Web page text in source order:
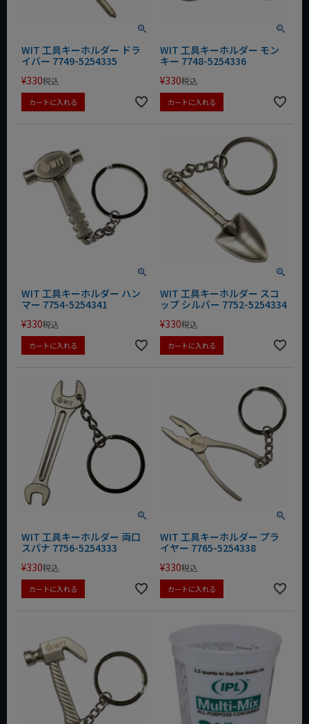
WIT 工具キーホルダー ドラ
イバー 7749-5254335
¥330税込
カートに入れる
WIT 工具キーホルダー モン
キー 7748-5254336
¥330税込
カートに入れる
WIT 工具キーホルダー ハン
マー 7754-5254341
¥330税込
カートに入れる
WIT 工具キーホルダー スコ
ップ シルバー 7752-5254334
¥330税込
カートに入れる
WIT 工具キーホルダー 両口
スパナ 7756-5254333
¥330税込
カートに入れる
WIT 工具キーホルダー プラ
イヤー 7765-5254338
¥330税込
カートに入れる